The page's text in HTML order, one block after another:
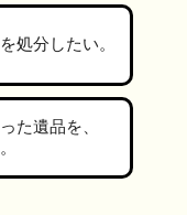
処分したい。
た遺品を、